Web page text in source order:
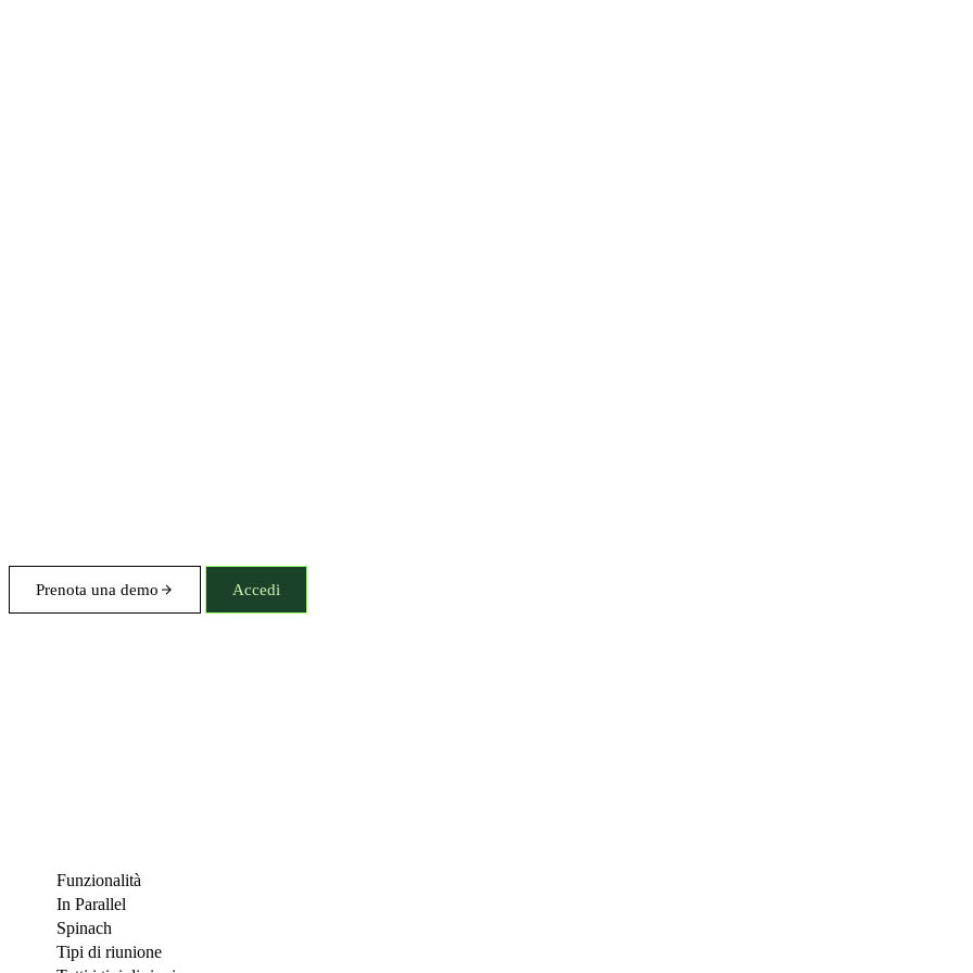
Prenota una demo Accedi
Funzionalità
In Parallel
Spinach
Tipi di riunione